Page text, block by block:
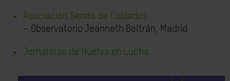
Asociación Senda de Cuidados
– Observatorio Jeanneth Beltrán, Madrid
Jornaleras de Huelva en Lucha